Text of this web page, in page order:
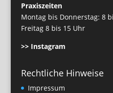
Praxiszeiten
Montag bis Donnerstag: 8
Freitag 8 bis 15 Uhr
>> Instagram
Rechtliche Hinweise
Impressum